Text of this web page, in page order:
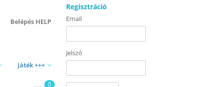
Belépés HELP
Játék +++
0
Regisztráció
Email
Jelszó